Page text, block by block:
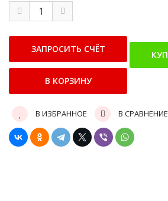
В ИЗБРАННОЕ В СРАВНЕНИЕ